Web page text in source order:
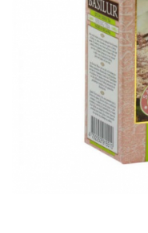
Pahare de cafea
Cappucino instant